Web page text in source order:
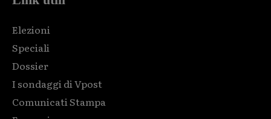
Elezioni
Speciali
Dossier
I sondaggi di Vpost
Comunicati Stampa